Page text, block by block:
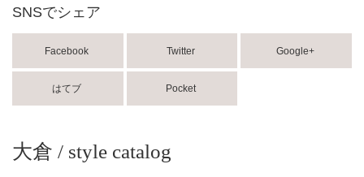
SNSでシェア
Facebook Twitter Google+
はてブ Pocket
大倉 / style catalog